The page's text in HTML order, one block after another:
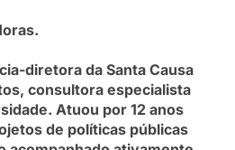
diretora da Santa Causa
consultora especialista
Atuou por 12 anos
de políticas públicas